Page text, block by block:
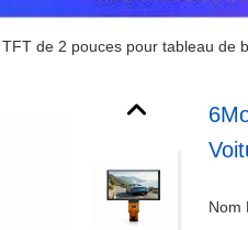
de 2 pouces pour tableau de
Nom